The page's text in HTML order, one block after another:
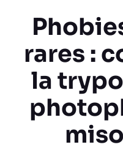
rares :
la